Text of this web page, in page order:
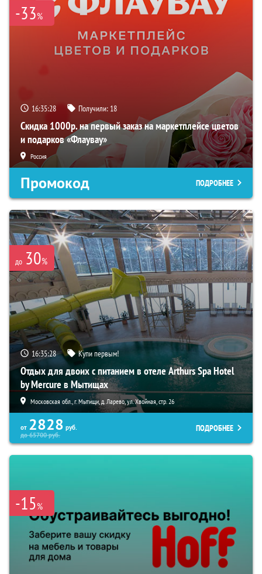
-33%
16:35:26 Получили: 18
Скидка 1000р. на первый заказ на маркетплейсе цветов
и подарков «Флаувау»
Россия
Промокод ПОДРОБНЕЕ
до 30%
16:35:26 Купи первым!
Отдых для двоих с питанием в отеле Arthurs Spa Hotel
by Mercure в Мытищах
Московская обл., г. Мытищи, д. Ларево, ул. Хвойная, стр. 26
от 2828 руб.
до65700руб.
ПОДРОБНЕЕ
-15%